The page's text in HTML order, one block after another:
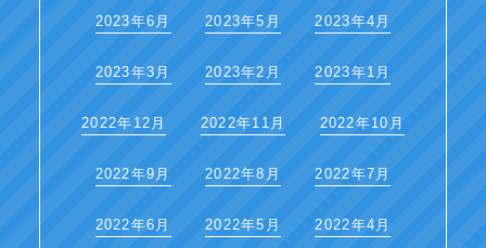
2023年6月 2023年5月 2023年4月
2023年3月 2023年2月 2023年1月
2022年12月 2022年11月 2022年10月
2022年9月 2022年8月 2022年7月
2022年6月 2022年5月 2022年4月